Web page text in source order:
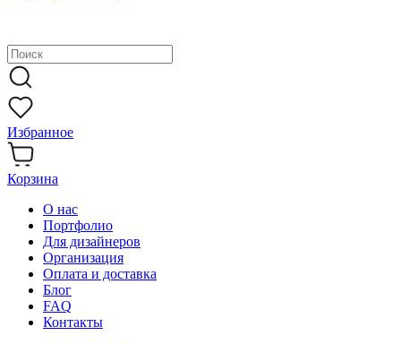
Избранное
Корзина
О нас
Портфолио
Для дизайнеров
Организация
Оплата и доставка
Блог
FAQ
Контакты